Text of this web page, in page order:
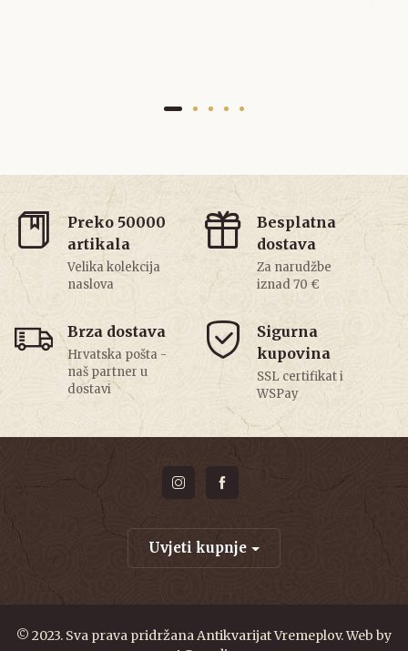
Preko 50000
artikala
Velika kolekcija
naslova
Besplatna
dostava
Za narudžbe
iznad 70 €
Brza dostava
Hrvatska pošta -
naš partner u
dostavi
Sigurna
kupovina
SSL certifikat i
WSPay
Uvjeti kupnje
© 2023. Sva prava pridržana Antikvarijat Vremeplov. Web by